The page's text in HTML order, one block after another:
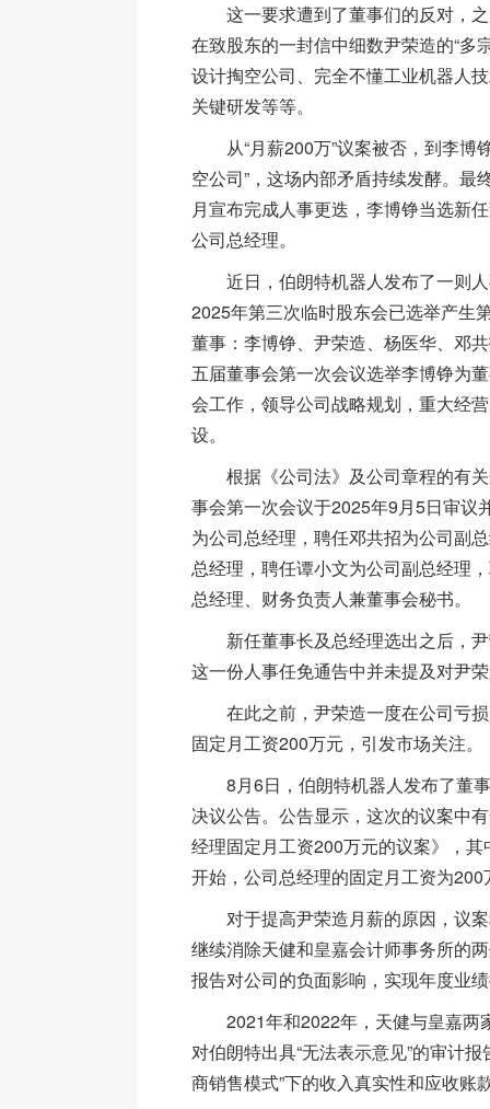
这一要求遭到了董事们的反对，之
在致股东的一封信中细数尹荣造的“多
设计掏空公司、完全不懂工业机器人
关键研发等等。
从“月薪200万”议案被否，到李博
空公司”，这场内部矛盾持续发酵。最
月宣布完成人事更迭，李博铮当选新
公司总经理。
近日，伯朗特机器人发布了一则人
2025年第三次临时股东会已选举产生
董事：李博铮、尹荣造、杨医华、邓
五届董事会第一次会议选举李博铮为
会工作，领导公司战略规划，重大经
设。
根据《公司法》及公司章程的有关
事会第一次会议于2025年9月5日审议
为公司总经理，聘任邓共招为公司副
总经理，聘任谭小文为公司副总经理
总经理、财务负责人兼董事会秘书。
新任董事长及总经理选出之后，尹
这一份人事任免通告中并未提及对尹
在此之前，尹荣造一度在公司亏损
固定月工资200万元，引发市场关注。
8月6日，伯朗特机器人发布了董
决议公告。公告显示，这次的议案中
经理固定月工资200万元的议案》，
开始，公司总经理的固定月工资为200
对于提高尹荣造月薪的原因，议案
继续消除天健和皇嘉会计师事务所的
报告对公司的负面影响，实现年度业
2021年和2022年，天健与皇嘉两
对伯朗特出具“无法表示意见”的审计
商销售模式”下的收入真实性和应收账